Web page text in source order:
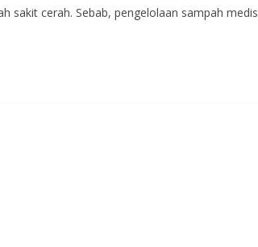
sakit cerah. Sebab, pengelolaan sampah medis